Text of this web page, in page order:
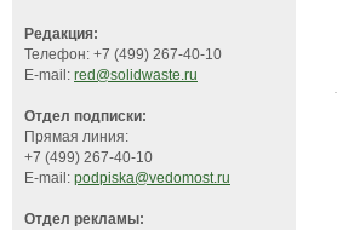
Редакция:
Телефон: +7 (499) 267-40-10
E-mail: red@solidwaste.ru
Отдел подписки:
Прямая линия:
+7 (499) 267-40-10
E-mail: podpiska@vedomost.ru
Отдел рекламы: